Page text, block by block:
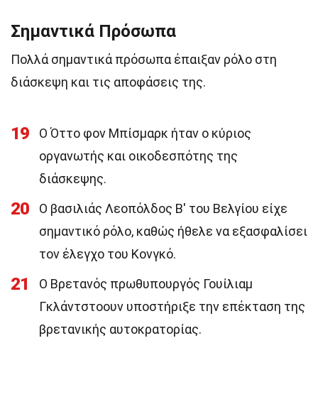
Σημαντικά Πρόσωπα
Πολλά σημαντικά πρόσωπα έπαιξαν ρόλο στη
διάσκεψη και τις αποφάσεις της.
19
Ο Όττο φον Μπίσμαρκ ήταν ο κύριος
οργανωτής και οικοδεσπότης της
διάσκεψης.
20
Ο βασιλιάς Λεοπόλδος Β' του Βελγίου είχε
σημαντικό ρόλο, καθώς ήθελε να εξασφαλίσει
τον έλεγχο του Κονγκό.
21
Ο Βρετανός πρωθυπουργός Γουίλιαμ
Γκλάντστοουν υποστήριξε την επέκταση της
βρετανικής αυτοκρατορίας.